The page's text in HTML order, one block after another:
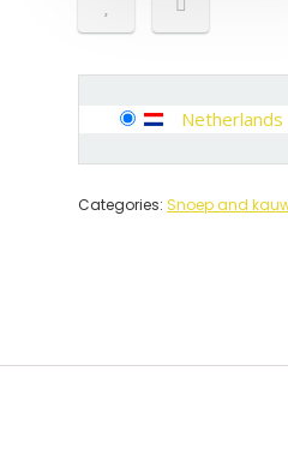
Netherlands
Categories: Snoep and